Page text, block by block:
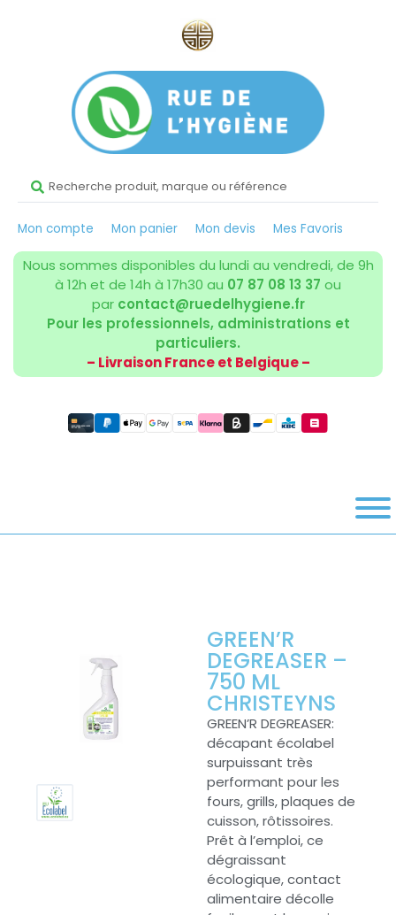
Mon compte Mon panier Mon devis Mes Favoris
Nous sommes disponibles du lundi au vendredi, de 9h
à 12h et de 14h à 17h30 au 07 87 08 13 37 ou
par contact@ruedelhygiene.fr
Pour les professionnels, administrations et
particuliers.
– Livraison France et Belgique –
GREEN’R
DEGREASER –
750 ML
CHRISTEYNS
GREEN’R DEGREASER:
décapant écolabel
surpuissant très
performant pour les
fours, grills, plaques de
cuisson, rôtissoires.
Prêt à l’emploi, ce
dégraissant
écologique, contact
alimentaire décolle